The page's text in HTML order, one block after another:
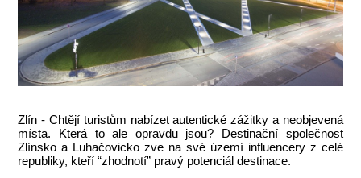
Zlín - Chtějí turistům nabízet autentické zážitky a neobjevená
místa. Která to ale opravdu jsou? Destinační společnost
Zlínsko a Luhačovicko zve na své území influencery z celé
republiky, kteří “zhodnotí” pravý potenciál destinace.